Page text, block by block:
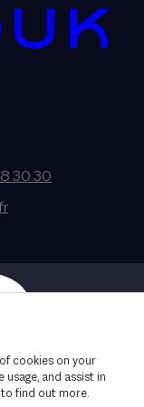
30 30
cookies on your
usage, and assist in
find out more.